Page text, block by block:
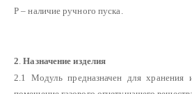
Р – наличие ручного пуска.
2 .Назначение изделия
2.1 Модуль предназначен для